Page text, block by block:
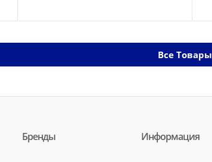
Все Товары
Бренды Информация